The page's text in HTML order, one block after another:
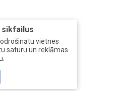
sīkfailus
vietnes
saturu un reklāmas